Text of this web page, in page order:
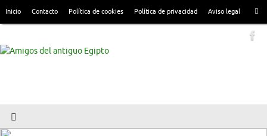
Inicio Contacto Política de cookies Política de privacidad Aviso legal